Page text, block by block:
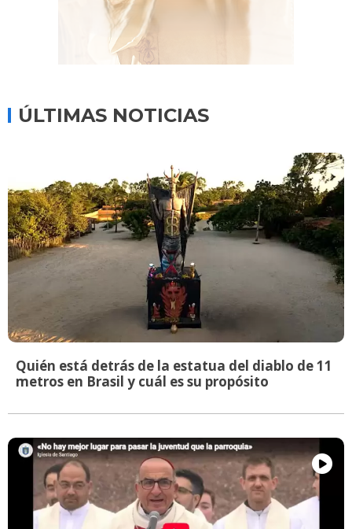
ÚLTIMAS NOTICIAS
Quién está detrás de la estatua del diablo de 11
metros en Brasil y cuál es su propósito